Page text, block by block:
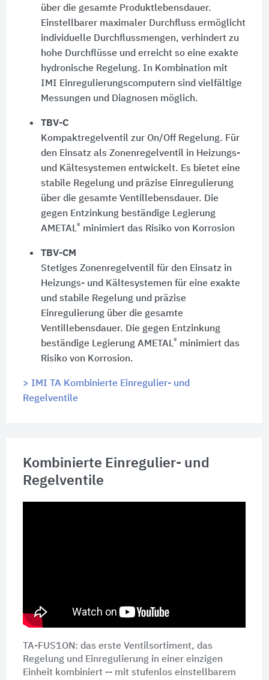
über die gesamte Produktlebensdauer.
Einstellbarer maximaler Durchfluss ermöglicht
individuelle Durchflussmengen, verhindert zu
hohe Durchflüsse und erreicht so eine exakte
hydronische Regelung. In Kombination mit
IMI Einregulierungscomputern sind vielfältige
Messungen und Diagnosen möglich.
TBV-C
Kompaktregelventil zur On/Off Regelung. Für
den Einsatz als Zonenregelventil in Heizungs-
und Kältesystemen entwickelt. Es bietet eine
stabile Regelung und präzise Einregulierung
über die gesamte Ventillebensdauer. Die
gegen Entzinkung beständige Legierung
AMETAL® minimiert das Risiko von Korrosion
TBV-CM
Stetiges Zonenregelventil für den Einsatz in
Heizungs- und Kältesystemen für eine exakte
und stabile Regelung und präzise
Einregulierung über die gesamte
Ventillebensdauer. Die gegen Entzinkung
beständige Legierung AMETAL® minimiert das
Risiko von Korrosion.
> IMI TA Kombinierte Einregulier- und
Regelventile
Kombinierte Einregulier- und
Regelventile
TA-FUS1ON: das erste Ventilsortiment, das
Regelung und Einregulierung in einer einzigen
Einheit kombiniert -- mit stufenlos einstellbarem